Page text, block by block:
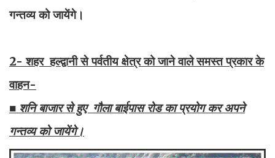
गन्तव्य को जायेंगे।
2- शहर हल्द्वानी से पर्वतीय क्षेत्र को जाने वाले समस्त प्रकार के
वाहन-
■ शनि बाजार से हुए गौला बाईपास रोड का प्रयोग कर अपने
गन्तव्य को जायेंगे।